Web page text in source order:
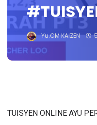
Yu.CM KAIZEN
TUISYEN ONLINE AYU